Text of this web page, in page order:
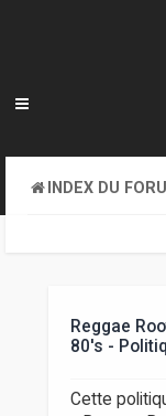
INDEX DU
Reggae
80's -
Cette